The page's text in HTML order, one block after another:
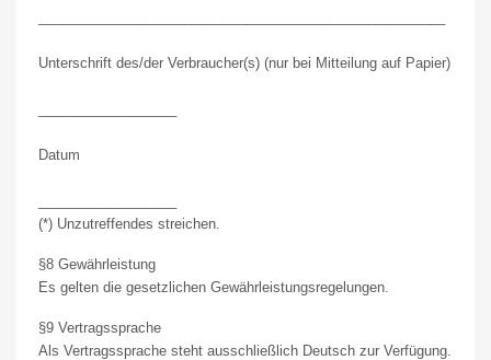
Unterschrift des/der Verbraucher(s) (nur bei Mitteilung auf Papier)
Datum
(*) Unzutreffendes streichen.
§8 Gewährleistung
Es gelten die gesetzlichen Gewährleistungsregelungen.
§9 Vertragssprache
Als Vertragssprache steht ausschließlich Deutsch zur Verfügung.